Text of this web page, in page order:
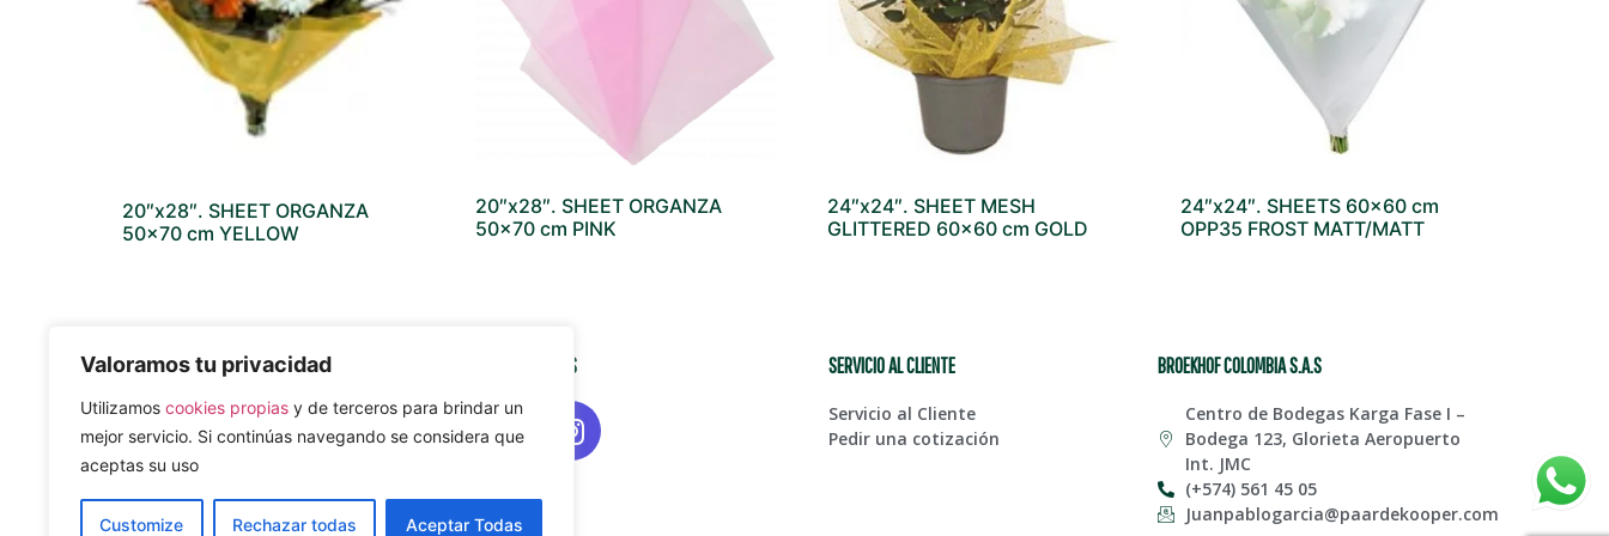
Valoramos tu privacidad
Utilizamos cookies propias y de terceros para brindar un
mejor servicio. Si continúas navegando se considera que
aceptas su uso
Customize Rechazar todas Aceptar Todas
20″x28″. SHEET ORGANZA
50×70 cm YELLOW
20″x28″. SHEET ORGANZA
50×70 cm PINK
24″x24″. SHEET MESH
GLITTERED 60×60 cm GOLD
24″x24″. SHEETS 60×60 cm
OPP35 FROST MATT/MATT
MAPA DEL SITIO
Nosotros
Sostenible
Productos
Noticias
REDES SOCIALES SERVICIO AL CLIENTE
Servicio al Cliente
Pedir una cotización
BROEKHOF COLOMBIA S.A.S
Centro de Bodegas Karga Fase I –
Bodega 123, Glorieta Aeropuerto
Int. JMC
(+574) 561 45 05
Juanpablogarcia@paardekooper.com